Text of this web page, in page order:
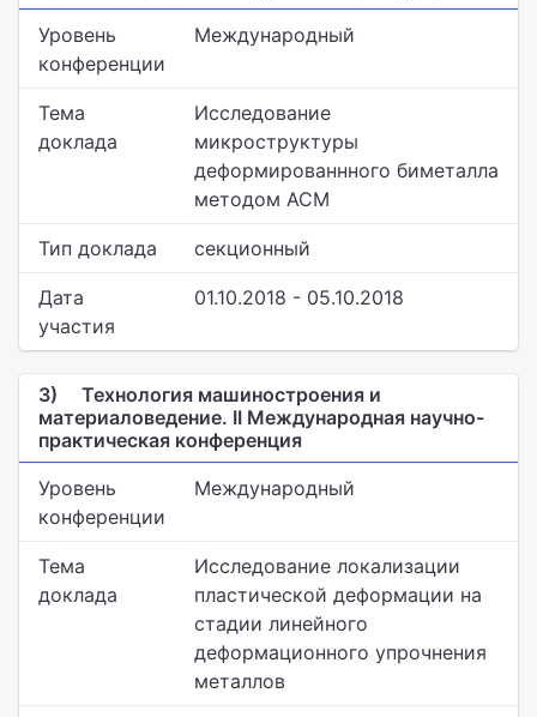
Уровень
конференции
Международный
Тема
доклада
Исследование
микроструктуры
деформированнного биметалла
методом АСМ
Тип доклада секционный
Дата
участия
01.10.2018 - 05.10.2018
3)
Технология машиностроения и
материаловедение. II Международная научно-
практическая конференция
Уровень
конференции
Международный
Тема
доклада
Исследование локализации
пластической деформации на
стадии линейного
деформационного упрочнения
металлов